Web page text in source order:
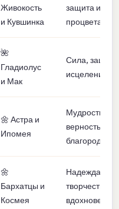
Живокость
и Кувшинка
защита и
процветание
🌺
Гладиолус
и Мак
Сила,
исцеление
🌼 Астра и
Ипомея
Мудрость,
верность и
благородство
🌼
Бархатцы и
Космея
Надежда,
творчество и
вдохновение